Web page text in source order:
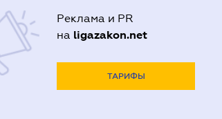
Реклама и PR
на ligazakon.net
ТАРИФЫ